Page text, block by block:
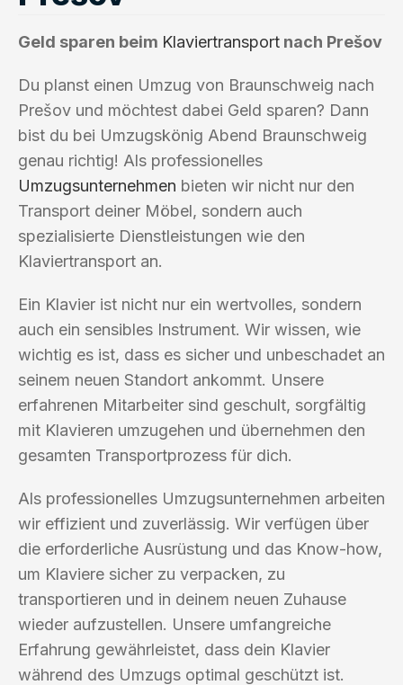
Geld sparen beim Klaviertransport nach Prešov
Du planst einen Umzug von Braunschweig nach
Prešov und möchtest dabei Geld sparen? Dann
bist du bei Umzugskönig Abend Braunschweig
genau richtig! Als professionelles
Umzugsunternehmen bieten wir nicht nur den
Transport deiner Möbel, sondern auch
spezialisierte Dienstleistungen wie den
Klaviertransport an.
Ein Klavier ist nicht nur ein wertvolles, sondern
auch ein sensibles Instrument. Wir wissen, wie
wichtig es ist, dass es sicher und unbeschadet an
seinem neuen Standort ankommt. Unsere
erfahrenen Mitarbeiter sind geschult, sorgfältig
mit Klavieren umzugehen und übernehmen den
gesamten Transportprozess für dich.
Als professionelles Umzugsunternehmen arbeiten
wir effizient und zuverlässig. Wir verfügen über
die erforderliche Ausrüstung und das Know-how,
um Klaviere sicher zu verpacken, zu
transportieren und in deinem neuen Zuhause
wieder aufzustellen. Unsere umfangreiche
Erfahrung gewährleistet, dass dein Klavier
während des Umzugs optimal geschützt ist.